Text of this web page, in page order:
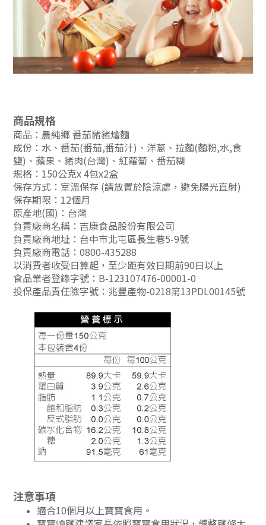
商品規格
商品：農純鄉 番茄豬豬燴麵
成份：水、番茄(番茄,番茄汁)、洋蔥、拉麵(麵粉,水,食
鹽)、蘋果、豬肉(台灣)、紅蘿蔔、番茄糊
規格：150公克x 4包x2盒
保存方式：室溫保存 (請放置於陰涼處，避免陽光直射)
保存期限：12個月
原產地(國)：台灣
負責廠商名稱：吉康食品股份有限公司
負責廠商地址：台中市北屯區長生巷5-9號
負責廠商電話：0800-435288
以消費者收受日算起，至少距有效日期前90日以上
食品業者登錄字號：B-123107476-00001-0
投保產品責任險字號：兆豐產物-0218第13PDL00145號
注意事項
適合10個月以上寶寶食用。